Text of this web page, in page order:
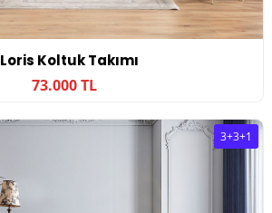
Loris Koltuk Takımı
73.000 TL
3+3+1